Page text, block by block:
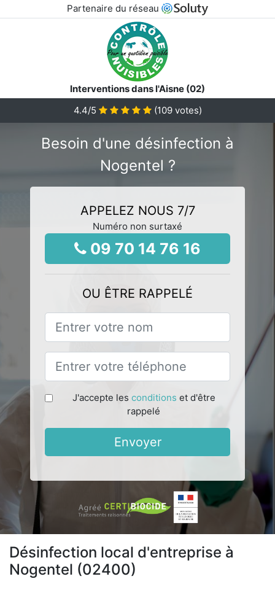
Partenaire du réseau
Interventions dans l'Aisne (02)
4.4/5 (109votes)
Besoin d'une désinfection à
Nogentel ?
APPELEZ NOUS 7/7
Numéro non surtaxé
09 70 14 76 16
OU ÊTRE RAPPELÉ
J'accepte les conditions et d'être
rappelé
Envoyer
Désinfection local d'entreprise à
Nogentel (02400)